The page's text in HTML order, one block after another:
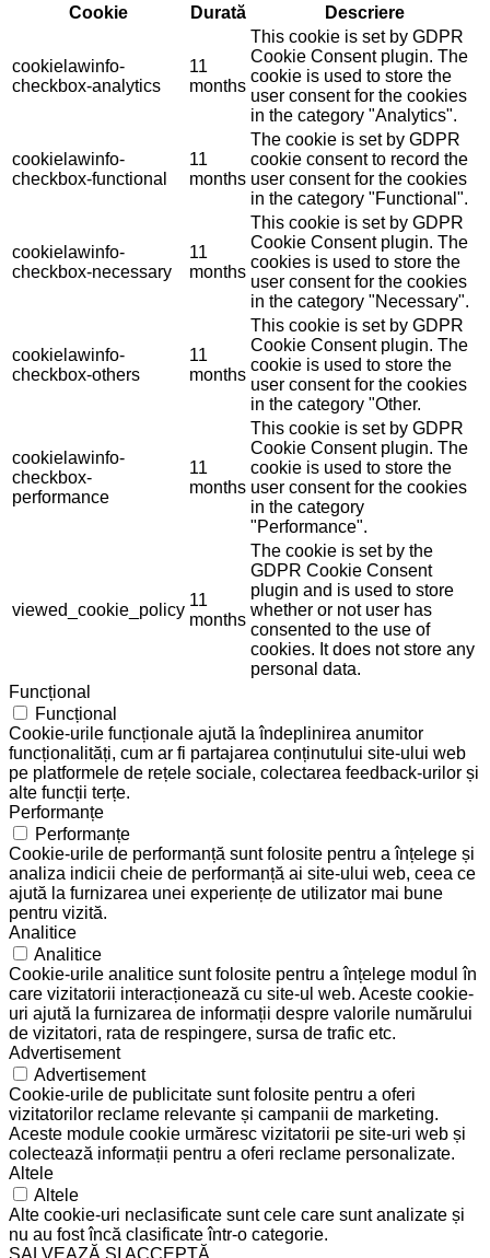
Cookie
Durată Descriere
cookielawinfo-
checkbox-analytics
11
months
This cookie is set by GDPR
Cookie Consent plugin. The
cookie is used to store the
user consent for the cookies
in the category "Analytics".
cookielawinfo-
checkbox-functional
11
months
The cookie is set by GDPR
cookie consent to record the
user consent for the cookies
in the category "Functional".
cookielawinfo-
checkbox-necessary
11
months
This cookie is set by GDPR
Cookie Consent plugin. The
cookies is used to store the
user consent for the cookies
in the category "Necessary".
cookielawinfo-
checkbox-others
11
months
This cookie is set by GDPR
Cookie Consent plugin. The
cookie is used to store the
user consent for the cookies
in the category "Other.
cookielawinfo-
checkbox-
performance
11
months
This cookie is set by GDPR
Cookie Consent plugin. The
cookie is used to store the
user consent for the cookies
in the category
"Performance".
viewed_cookie_policy
11
months
The cookie is set by the
GDPR Cookie Consent
plugin and is used to store
whether or not user has
consented to the use of
cookies. It does not store any
personal data.
Funcțional
Funcțional
Cookie-urile funcționale ajută la îndeplinirea anumitor
funcționalități, cum ar fi partajarea conținutului site-ului web
pe platformele de rețele sociale, colectarea feedback-urilor și
alte funcții terțe.
Performanțe
Performanțe
Cookie-urile de performanță sunt folosite pentru a înțelege și
analiza indicii cheie de performanță ai site-ului web, ceea ce
ajută la furnizarea unei experiențe de utilizator mai bune
pentru vizită.
Analitice
Analitice
Cookie-urile analitice sunt folosite pentru a înțelege modul în
care vizitatorii interacționează cu site-ul web. Aceste cookie-
uri ajută la furnizarea de informații despre valorile numărului
de vizitatori, rata de respingere, sursa de trafic etc.
Advertisement
Advertisement
Cookie-urile de publicitate sunt folosite pentru a oferi
vizitatorilor reclame relevante și campanii de marketing.
Aceste module cookie urmăresc vizitatorii pe site-uri web și
colectează informații pentru a oferi reclame personalizate.
Altele
Altele
Alte cookie-uri neclasificate sunt cele care sunt analizate și
nu au fost încă clasificate într-o categorie.
SALVEAZĂ ȘI ACCEPTĂ